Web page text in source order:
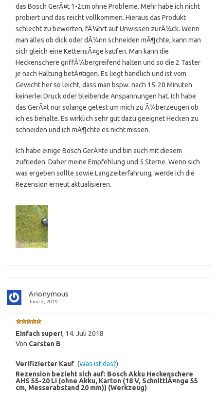
das Bosch GerÃ¤t 1-2cm ohne Probleme. Mehr habe ich nicht
probiert und das reicht vollkommen. Hieraus das Produkt
schlecht zu bewerten, fÃ¼hrt auf Unwissen zurÃ¼ck. Wenn
man alles ob dick oder dÃ¼nn schneiden mÃ¶chte, kann man
sich gleich eine KettensÃ¤ge kaufen. Man kann die
Heckenschere griffÃ¼bergreifend halten und so die 2 Taster
je nach Haltung betÃ¤tigen. Es liegt handlich und ist vom
Gewicht her so leicht, dass man bspw. nach 15-20 Minuten
keinerlei Druck oder bleibende Anspannungen hat. Ich habe
das GerÃ¤t nur solange getest um mich zu Ã¼berzeugen ob
ich es behalte. Es wirklich sehr gut dazu geeignet Hecken zu
schneiden und ich mÃ¶chte es nicht missen.
Ich habe einige Bosch GerÃ¤te und bin auch mit diesem
zufrieden. Daher meine Empfehlung und 5 Sterne. Wenn sich
was ergeben sollte sowie Langzeiterfahrung, werde ich die
Rezension erneut aktualisieren.
Anonymous
June 2, 2019
Einfach super!, 14. Juli 2018
Von Carsten B
Verifizierter Kauf (Was ist das?)
Rezension bezieht sich auf: Bosch Akku Heckenschere
AHS 55-20 LI (ohne Akku, Karton (18 V, SchnittlÃ¤nge 55
cm, Messerabstand 20 mm)) (Werkzeug)